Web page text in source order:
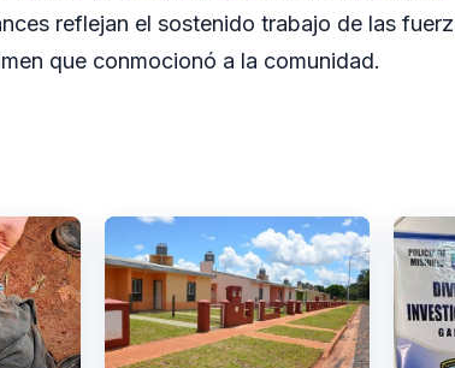
reflejan el sostenido trabajo de las
que conmocionó a la comunidad.